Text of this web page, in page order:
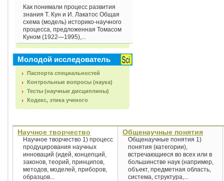
Как понимали процесс развития
знания Т. Кун и И. Лакатос Общая
схема (модель) историко-научного
процесса, предложенная Томасом
Куном (1922—1995),...
Молодой исследователь
Паспорта специальностей
Контрольные вопросы (наука)
Тесты (научные дисциплины)
Кодекс, этика ученого
Научное творчество
Научное творчество 1) процесс
продуцирования научных
инноваций (идей, концепций,
законов, теорий, принципов,
методов, моделей, приборов,
образцов...
Общенаучные понятия
Общенаучные понятия 1)
понятия (категории),
встречающиеся во всех или в
большинстве наук (например,
объект, предметная область,
система, структура,...